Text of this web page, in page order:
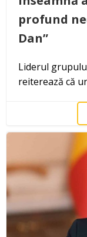
profund
Dan”
Liderul
reiterează că